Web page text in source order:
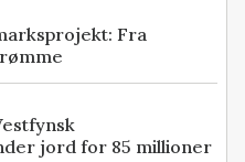
Fra
jord for 85 millioner